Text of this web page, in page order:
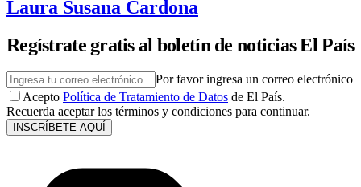
Laura Susana Cardona
Regístrate gratis al boletín de noticias El País
Por favor ingresa un correo electrónico
Acepto Política de Tratamiento de Datos de El País.
Recuerda aceptar los términos y condiciones para continuar.
INSCRÍBETE AQUÍ